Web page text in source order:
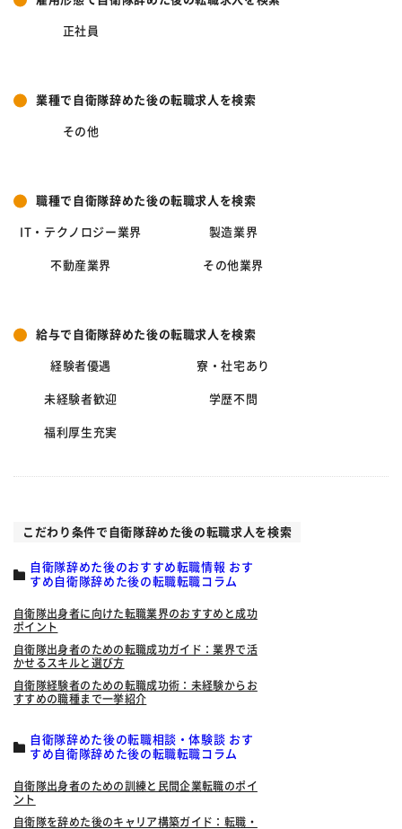
正社員
業種で自衛隊辞めた後の転職求人を検索
その他
職種で自衛隊辞めた後の転職求人を検索
IT・テクノロジー業界 製造業界
不動産業界 その他業界
給与で自衛隊辞めた後の転職求人を検索
経験者優遇 寮・社宅あり
未経験者歓迎 学歴不問
福利厚生充実
こだわり条件で自衛隊辞めた後の転職求人を検索
自衛隊辞めた後のおすすめ転職情報 おす
すめ自衛隊辞めた後の転職転職コラム
自衛隊出身者に向けた転職業界のおすすめと成功
ポイント
自衛隊出身者のための転職成功ガイド：業界で活
かせるスキルと選び方
自衛隊経験者のための転職成功術：未経験からお
すすめの職種まで一挙紹介
自衛隊辞めた後の転職相談・体験談 おす
すめ自衛隊辞めた後の転職転職コラム
自衛隊出身者のための訓練と民間企業転職のポイ
ント
自衛隊を辞めた後のキャリア構築ガイド：転職・